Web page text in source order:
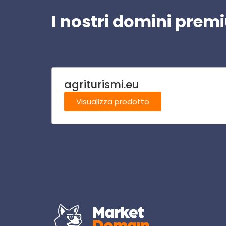
I nostri domini
agriturismi.eu
Visualizza prodotto